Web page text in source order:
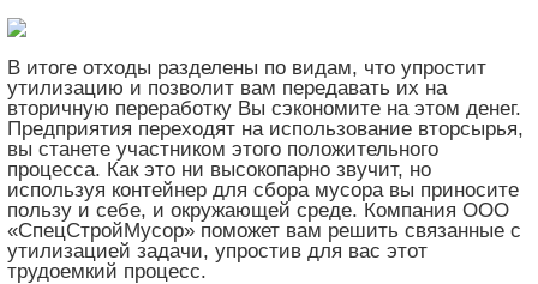
В итоге отходы разделены по видам, что упростит
утилизацию и позволит вам передавать их на
вторичную переработку Вы сэкономите на этом денег.
Предприятия переходят на использование вторсырья,
вы станете участником этого положительного
процесса. Как это ни высокопарно звучит, но
используя контейнер для сбора мусора вы приносите
пользу и себе, и окружающей среде. Компания ООО
«СпецСтройМусор» поможет вам решить связанные с
утилизацией задачи, упростив для вас этот
трудоемкий процесс.